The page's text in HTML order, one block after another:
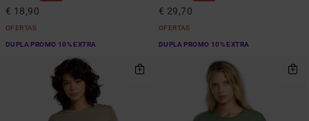
€ 18,90
OFERTAS
DUPLA PROMO 10% EXTRA
€ 29,70
OFERTAS
DUPLA PROMO 10% EXTRA